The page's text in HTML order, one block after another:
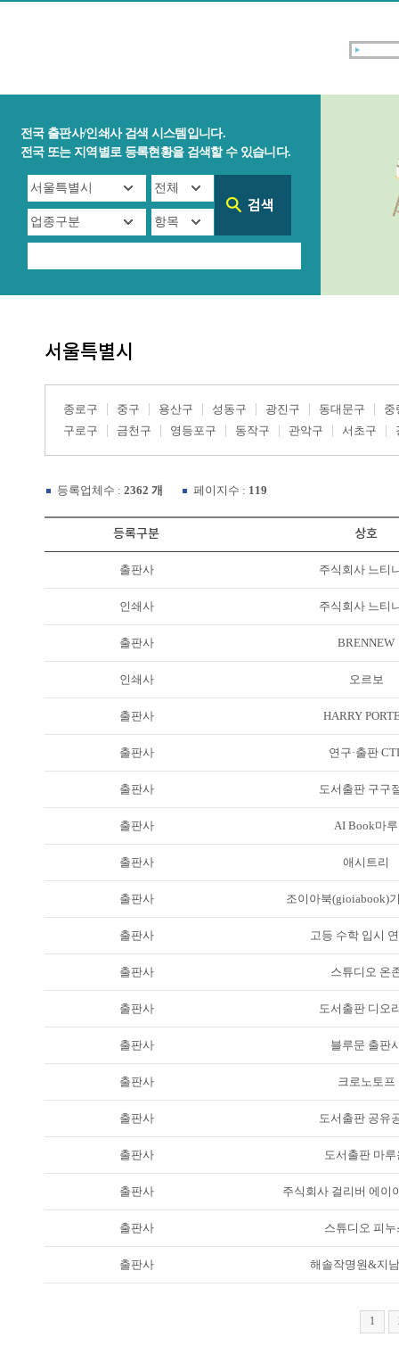
전국 출판사/인쇄사 검색 시스템입니다.
전국 또는 지역별로 등록현황을 검색할 수 있습니다.
서울특별시
종로구 중구 용산구 성동구 광진구 동대문구
중
구로구
금천구 영등포구 동작구 관악구 서초구
등록업체수 : 2362 개 페이지수 : 119
등록구분 상호
출판사 주식회사 느티
인쇄사 주식회사 느티
출판사 BRENNEW
인쇄사 오르보
출판사 HARRY
출판사 연구·출판
출판사 도서출판 구구
출판사 AI Book마루
출판사 애시트리
출판사 조이아북(gioiabook)
출판사 고등 수학 입시
출판사 스튜디오 온
출판사 도서출판 디오
출판사 블루문 출판
출판사 크로노토프
출판사 도서출판 공유
출판사 도서출판 마루
출판사 주식회사 걸리버 에이
출판사 스튜디오 피누
출판사 해솔작명원&지
1